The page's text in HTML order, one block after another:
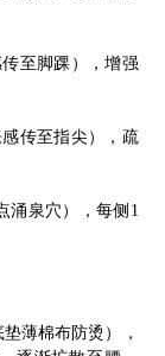
至脚踝），增强
传至指尖），疏
涌泉穴），每侧1
薄棉布防烫），